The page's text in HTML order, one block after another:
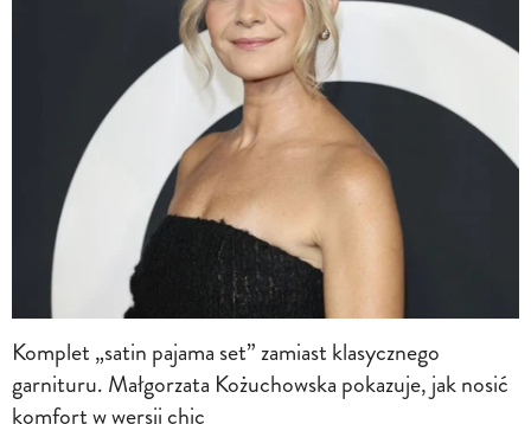
Komplet „satin pajama set” zamiast klasycznego
garnituru. Małgorzata Kożuchowska pokazuje, jak nosić
komfort w wersji chic